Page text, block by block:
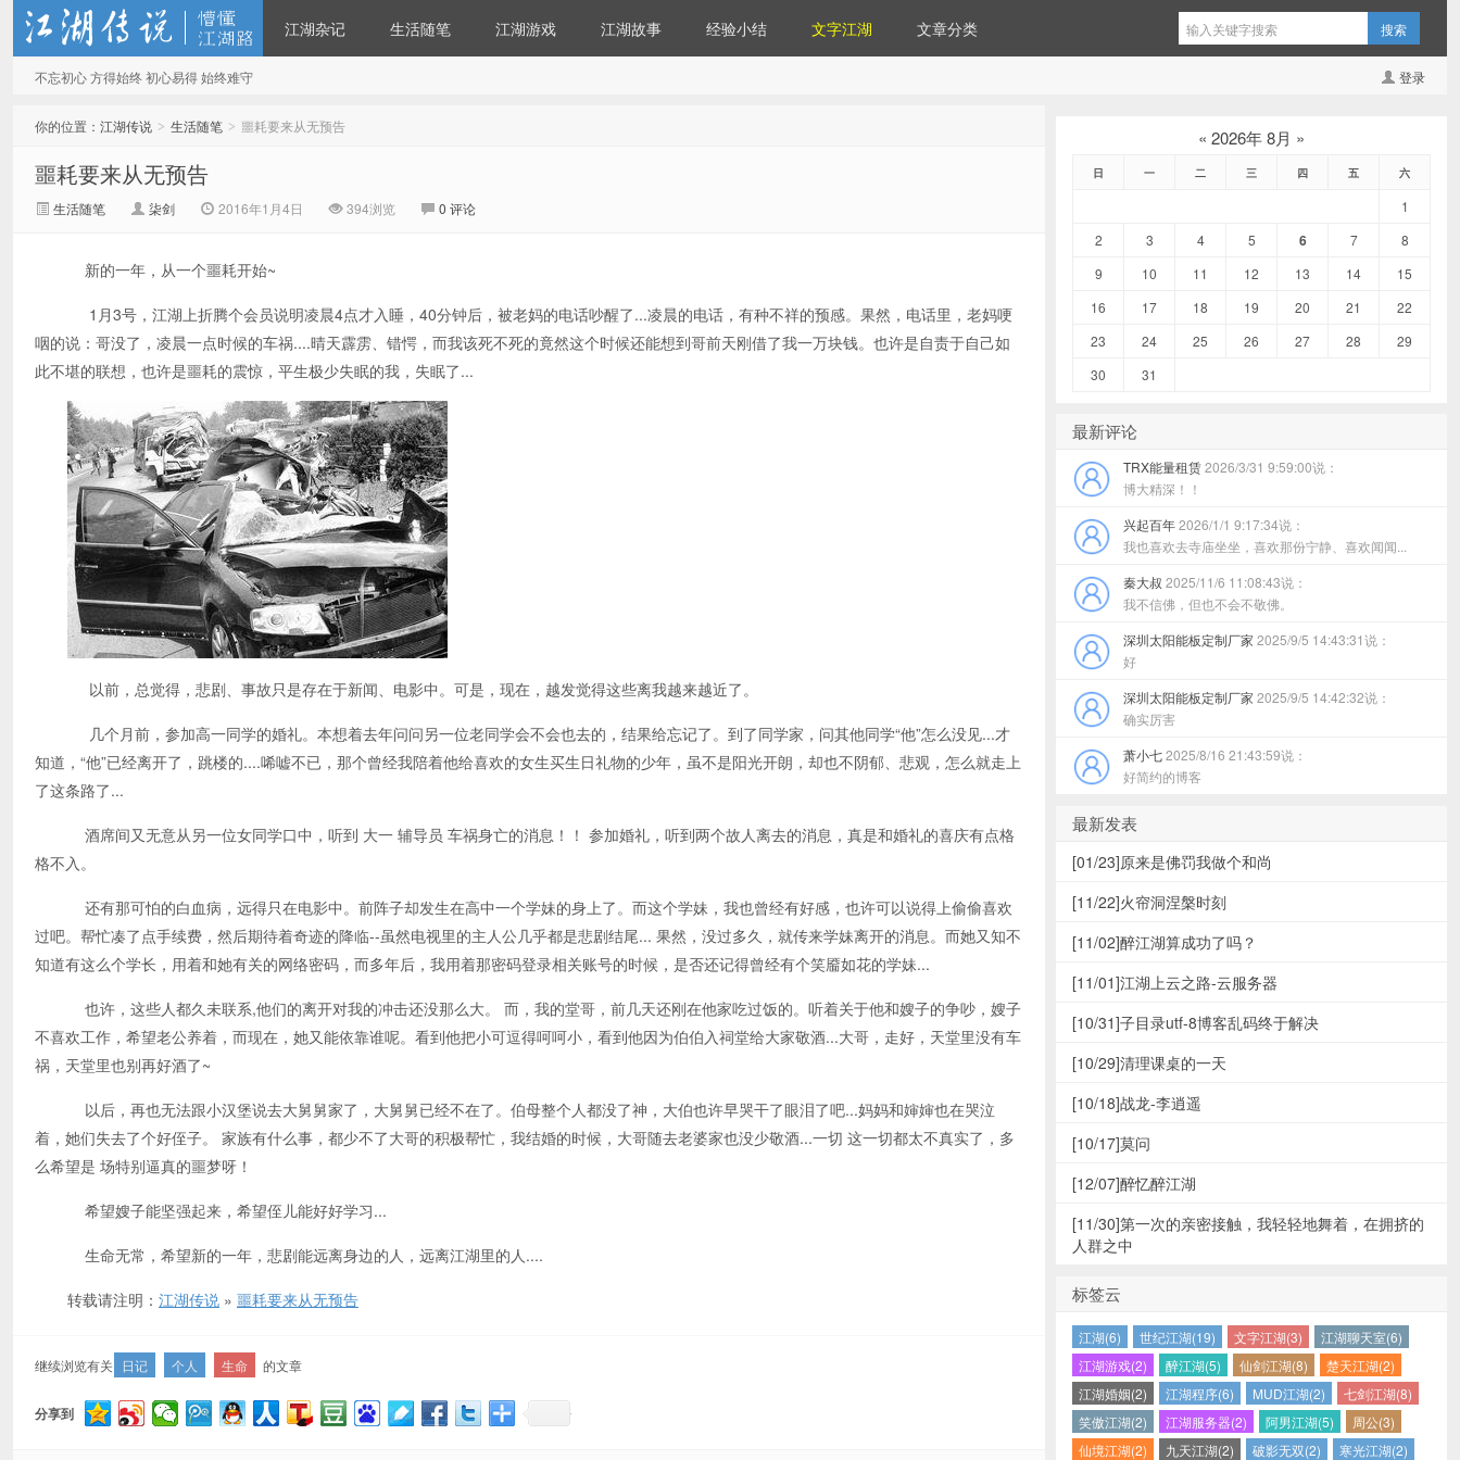
江湖杂记 生活随笔 江湖游戏 江湖故事 经验小结 文字江湖 文章分类
登录
不忘初心 方得始终 初心易得 始终难守
你的位置： 江湖传说 > 生活随笔 > 噩耗要来从无预告
噩耗要来从无预告
生活随笔 柒剑 2016年1月4日 394浏览 0 评论
新的一年，从一个噩耗开始~
1月3号，江湖上折腾个会员说明凌晨4点才入睡，40分钟后，被老妈的电话吵醒了...凌晨的电话，有种不祥的预感。果然，电话里，老妈哽
咽的说：哥没了，凌晨一点时候的车祸....晴天霹雳、错愕，而我该死不死的竟然这个时候还能想到哥前天刚借了我一万块钱。也许是自责于自己如
此不堪的联想，也许是噩耗的震惊，平生极少失眠的我，失眠了...
以前，总觉得，悲剧、事故只是存在于新闻、电影中。可是，现在，越发觉得这些离我越来越近了。
几个月前，参加高一同学的婚礼。本想着去年问问另一位老同学会不会也去的，结果给忘记了。到了同学家，问其他同学“他”怎么没见...才
知道，“他”已经离开了，跳楼的....唏嘘不已，那个曾经我陪着他给喜欢的女生买生日礼物的少年，虽不是阳光开朗，却也不阴郁、悲观，怎么就走上
了这条路了...
酒席间又无意从另一位女同学口中，听到 大一 辅导员 车祸身亡的消息！！ 参加婚礼，听到两个故人离去的消息，真是和婚礼的喜庆有点格
格不入。
还有那可怕的白血病，远得只在电影中。前阵子却发生在高中一个学妹的身上了。而这个学妹，我也曾经有好感，也许可以说得上偷偷喜欢
过吧。帮忙凑了点手续费，然后期待着奇迹的降临--虽然电视里的主人公几乎都是悲剧结尾... 果然，没过多久，就传来学妹离开的消息。而她又知不
知道有这么个学长，用着和她有关的网络密码，而多年后，我用着那密码登录相关账号的时候，是否还记得曾经有个笑靥如花的学妹...
也许，这些人都久未联系,他们的离开对我的冲击还没那么大。 而，我的堂哥，前几天还刚在他家吃过饭的。听着关于他和嫂子的争吵，嫂子
不喜欢工作，希望老公养着，而现在，她又能依靠谁呢。看到他把小可逗得呵呵小，看到他因为伯伯入祠堂给大家敬酒...大哥，走好，天堂里没有车
祸，天堂里也别再好酒了~
以后，再也无法跟小汉堡说去大舅舅家了，大舅舅已经不在了。伯母整个人都没了神，大伯也许早哭干了眼泪了吧...妈妈和婶婶也在哭泣
着，她们失去了个好侄子。 家族有什么事，都少不了大哥的积极帮忙，我结婚的时候，大哥随去老婆家也没少敬酒...一切 这一切都太不真实了，多
么希望是 场特别逼真的噩梦呀！
希望嫂子能坚强起来，希望侄儿能好好学习...
生命无常，希望新的一年，悲剧能远离身边的人，远离江湖里的人....
转载请注明： 江湖传说 » 噩耗要来从无预告
继续浏览有关 日记 个人 生命 的文章
分享到
« 2026年 8月 »
日 一 二 三 四 五 六
1
2
3 4 5 6 7
8
9
10 11 12 13 14
15
16
17 18 19 20 21
22
23
24 25 26 27 28
29
30
31
最新评论
TRX能量租赁2026/3/31 9:59:00说：
博大精深！！
兴起百年2026/1/1 9:17:34说：
我也喜欢去寺庙坐坐，喜欢那份宁静、喜欢闻闻...
秦大叔 2025/11/6 11:08:43说：
我不信佛，但也不会不敬佛。
深圳太阳能板定制厂家 2025/9/5 14:43:31说：
好
深圳太阳能板定制厂家 2025/9/5 14:42:32说：
确实厉害
萧小七2025/8/16 21:43:59说：
好简约的博客
最新发表
[01/23]原来是佛罚我做个和尚
[11/22]火帘洞涅槃时刻
[11/02]醉江湖算成功了吗？
[11/01]江湖上云之路-云服务器
[10/31]子目录utf-8博客乱码终于解决
[10/29]清理课桌的一天
[10/18]战龙-李逍遥
[10/17]莫问
[12/07]醉忆醉江湖
[11/30]第一次的亲密接触，我轻轻地舞着，在拥挤的
人群之中
标签云
江湖(6) 世纪江湖(19) 文字江湖(3)
江湖聊天室(6)
江湖游戏(2)
醉江湖(5) 仙剑江湖(8)
楚天江湖(2)
江湖婚姻(2)
江湖程序(6) MUD江湖(2)
七剑江湖(8)
笑傲江湖(2)
江湖服务器(2) 阿男江湖(5)
周公(3)
仙境江湖(2)
九天江湖(2) 破影无双(2) 寒光江湖(2)